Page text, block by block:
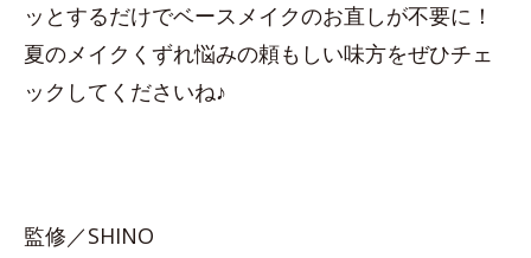
ッとするだけでベースメイクのお直しが不要に！
夏のメイクくずれ悩みの頼もしい味方をぜひチェ
ックしてくださいね♪
監修／SHINO